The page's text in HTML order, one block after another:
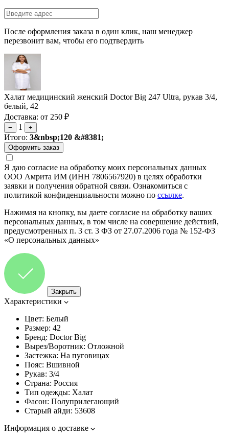
После оформления заказа в один клик, наш менеджер
перезвонит вам, чтобы его подтвердить
Халат медицинский женский Doctor Big 247 Ultra, рукав 3/4,
белый, 42
Доставка: от 250 ₽
− 1 +
Итого: 3&nbsp;120 &#8381;
Я даю согласие на обработку моих персональных данных
ООО Амрита ИМ (ИНН 7806567920) в целях обработки
заявки и получения обратной связи. Ознакомиться с
политикой конфиденциальности можно по ссылке.
Нажимая на кнопку, вы даете согласие на обработку ваших
персональных данных, в том числе на совершение действий,
предусмотренных п. 3 ст. 3 ФЗ от 27.07.2006 года № 152-ФЗ
«О персональных данных»
Закрыть
Характеристики
Цвет: Белый
Размер: 42
Бренд: Doctor Big
Вырез/Воротник: Отложной
Застежка: На пуговицах
Пояс: Вшивной
Рукав: 3/4
Страна: Россия
Тип одежды: Халат
Фасон: Полуприлегающий
Старый айди: 53608
Информация о доставке